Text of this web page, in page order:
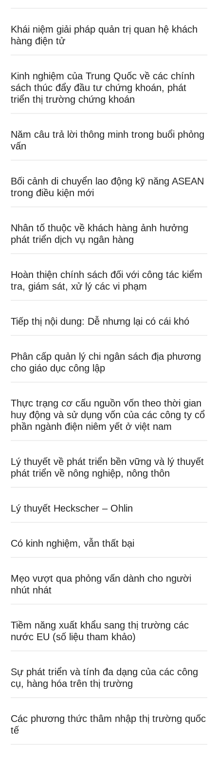
Khái niệm giải pháp quản trị quan hệ khách
hàng điện tử
Kinh nghiệm của Trung Quốc về các chính
sách thúc đẩy đầu tư chứng khoán, phát
triển thị trường chứng khoán
Năm câu trả lời thông minh trong buổi phỏng
vấn
Bối cảnh di chuyển lao động kỹ năng ASEAN
trong điều kiện mới
Nhân tố thuộc về khách hàng ảnh hưởng
phát triển dịch vụ ngân hàng
Hoàn thiện chính sách đối với công tác kiểm
tra, giám sát, xử lý các vi phạm
Tiếp thị nội dung: Dễ nhưng lại có cái khó
Phân cấp quản lý chi ngân sách địa phương
cho giáo dục công lập
Thực trạng cơ cấu nguồn vốn theo thời gian
huy động và sử dụng vốn của các công ty cổ
phần ngành điện niêm yết ở việt nam
Lý thuyết về phát triển bền vững và lý thuyết
phát triển về nông nghiệp, nông thôn
Lý thuyết Heckscher – Ohlin
Có kinh nghiệm, vẫn thất bại
Mẹo vượt qua phỏng vấn dành cho người
nhút nhát
Tiềm năng xuất khẩu sang thị trường các
nước EU (số liệu tham khảo)
Sự phát triển và tính đa dạng của các công
cụ, hàng hóa trên thị trường
Các phương thức thâm nhập thị trường quốc
tế